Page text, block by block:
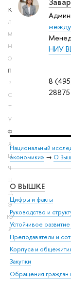
К
Л
М
Н
О
П
Р
С
Т
У
Ф
Х
Ц
Ч
Ш
Щ
Э
Ю
Я
8
28875
НИУ
Национальный
экономики» → О
О ВЫШКЕ
Цифры и факты
Руководство и
Устойчивое
Преподаватели и
Корпуса и
Закупки
Обращения